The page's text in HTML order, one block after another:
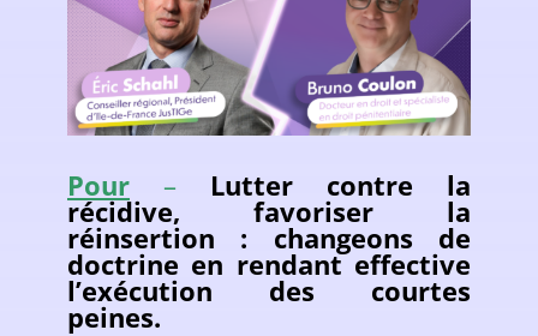
Pour – Lutter contre la
récidive, favoriser la
réinsertion : changeons de
doctrine en rendant effective
l’exécution des courtes
peines.